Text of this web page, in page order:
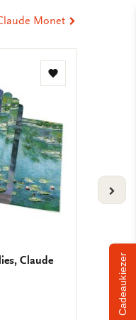
Monet
Toevoegen
Claude
L-
€ 3,50
Cadeaukiezer